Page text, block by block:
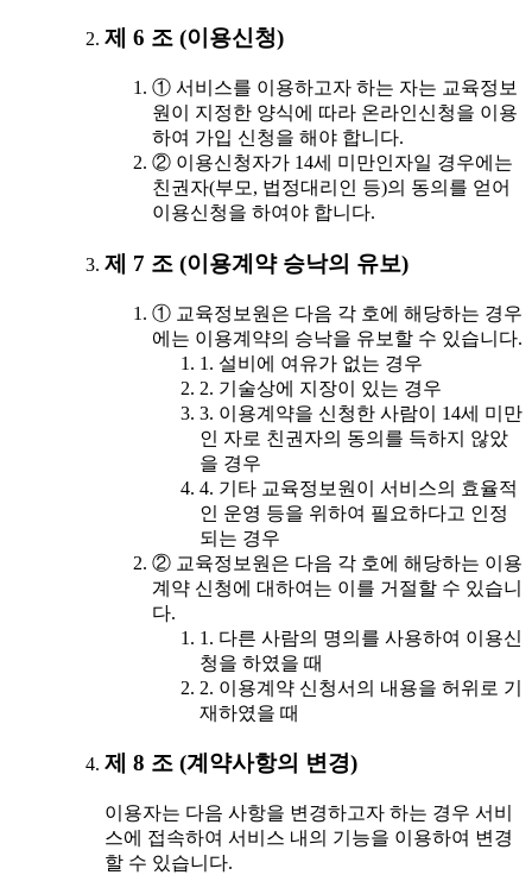
제 6 조 (이용신청)
① 서비스를 이용하고자 하는 자는 교육정보
원이 지정한 양식에 따라 온라인신청을 이용
하여 가입 신청을 해야 합니다.
② 이용신청자가 14세 미만인자일 경우에는
친권자(부모, 법정대리인 등)의 동의를 얻어
이용신청을 하여야 합니다.
제 7 조 (이용계약 승낙의 유보)
① 교육정보원은 다음 각 호에 해당하는 경우
에는 이용계약의 승낙을 유보할 수 있습니다.
1. 설비에 여유가 없는 경우
2. 기술상에 지장이 있는 경우
3. 이용계약을 신청한 사람이 14세 미만
인 자로 친권자의 동의를 득하지 않았
을 경우
4. 기타 교육정보원이 서비스의 효율적
인 운영 등을 위하여 필요하다고 인정
되는 경우
② 교육정보원은 다음 각 호에 해당하는 이용
계약 신청에 대하여는 이를 거절할 수 있습니
다.
1. 다른 사람의 명의를 사용하여 이용신
청을 하였을 때
2. 이용계약 신청서의 내용을 허위로 기
재하였을 때
제 8 조 (계약사항의 변경)
이용자는 다음 사항을 변경하고자 하는 경우 서비
스에 접속하여 서비스 내의 기능을 이용하여 변경
할 수 있습니다.